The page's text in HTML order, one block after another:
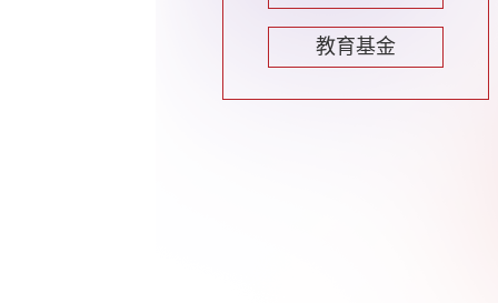
教育基金